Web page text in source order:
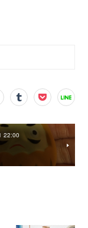
22:00